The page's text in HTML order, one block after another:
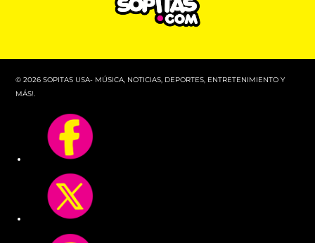
© 2026 SOPITAS USA- MÚSICA, NOTICIAS, DEPORTES, ENTRETENIMIENTO Y
MÁS!.